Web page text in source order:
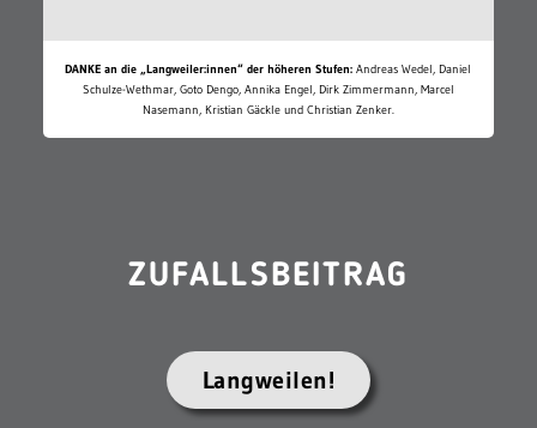
DANKE an die „Langweiler:innen“ der höheren Stufen: Andreas Wedel, Daniel
Schulze-Wethmar, Goto Dengo, Annika Engel, Dirk Zimmermann, Marcel
Nasemann, Kristian Gäckle und Christian Zenker.
ZUFALLSBEITRAG
Langweilen!